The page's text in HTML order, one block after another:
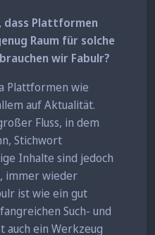
dass Plattformen
Raum für solche
wir Fabulr?
Plattformen wie
auf Aktualität.
Fluss, in dem
Stichwort
Inhalte sind jedoch
immer wieder
ist wie ein gut
Such- und
auch ein Werkzeug